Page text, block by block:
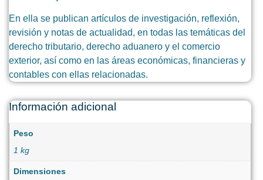
En ella se publican artículos de investigación, reflexión,
revisión y notas de actualidad, en todas las temáticas del
derecho tributario, derecho aduanero y el comercio
exterior, así como en las áreas económicas, financieras y
contables con ellas relacionadas.
Información adicional
Peso
1 kg
Dimensiones